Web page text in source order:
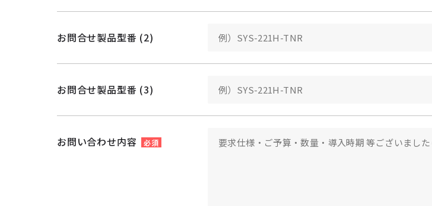
お問合せ製品型番 (2)
お問合せ製品型番 (3)
お問い合わせ内容 必須